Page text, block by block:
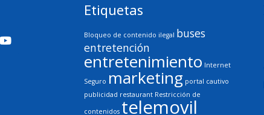
Etiquetas
Bloqueo de contenido ilegal buses
entretención
entretenimiento Internet
Seguro marketing portal cautivo
publicidad restaurant Restricción de
contenidos telemovil